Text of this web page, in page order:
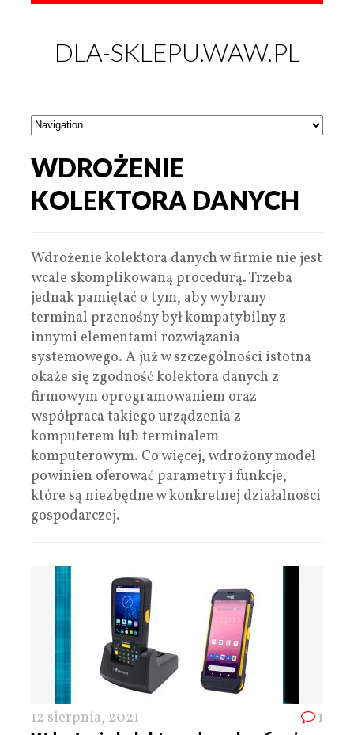
DLA-SKLEPU.WAW.PL
WDROŻENIE
KOLEKTORA DANYCH
Wdrożenie kolektora danych w firmie nie jest
wcale skomplikowaną procedurą. Trzeba
jednak pamiętać o tym, aby wybrany
terminal przenośny był kompatybilny z
innymi elementami rozwiązania
systemowego. A już w szczególności istotna
okaże się zgodność kolektora danych z
firmowym oprogramowaniem oraz
współpraca takiego urządzenia z
komputerem lub terminalem
komputerowym. Co więcej, wdrożony model
powinien oferować parametry i funkcje,
które są niezbędne w konkretnej działalności
gospodarczej.
12 sierpnia, 2021 1